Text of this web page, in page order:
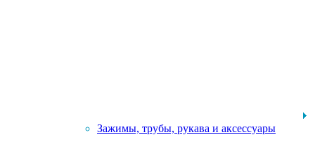
Зажимы, трубы, рукава и аксессуары